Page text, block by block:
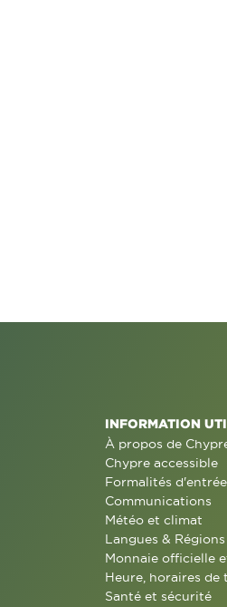
INFORMATION
À propos de
Chypre accessible
Formalités d'entrée
Communications
Météo et climat
Langues & Régions
Monnaie officielle
Heure, horaires
Santé et sécurité